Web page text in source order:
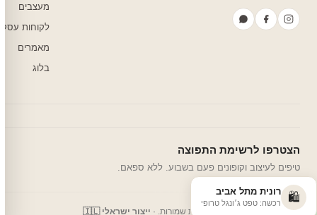
מעצבים
לקוחות
מאמרים
בלוג
הצטרפו לרשימת התפוצה
טיפים לעיצוב וקופונים פעם בשבוע. ללא ספאם.
© 2026 מדבקות קיר. כל הזכויות שמורות. · ייצור ישראלי 🇮🇱
🛍️ רונית מתל אביב
רכשה: טפט ג׳ונגל טרופי